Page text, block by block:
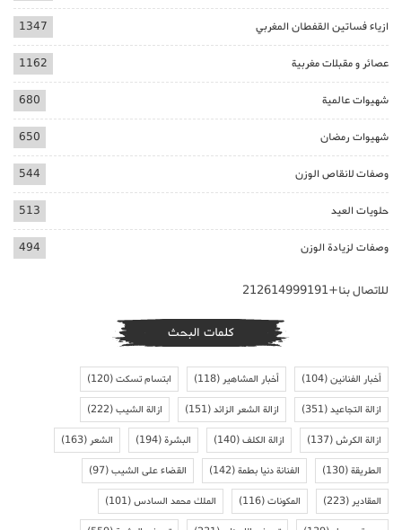
ازياء فساتين القفطان المغربي 1347
عصائر و مقبلات مغربية 1162
شهيوات عالمية 680
شهيوات رمضان 650
وصفات لانقاص الوزن 544
حلويات العيد 513
وصفات لزيادة الوزن 494
للاتصال بنا+212614999191
كلمات البحث
أخبار الفنانين(104) أخبار المشاهير(118) ابتسام تسكت(120)
ازالة التجاعيد(351) ازالة الشعر الزائد(151) ازالة الشيب(222)
ازالة الكرش(137) ازالة الكلف(140) البشرة(194) الشعر(163)
الطريقة(130) الفنانة دنيا بطمة(142) القضاء على الشيب(97)
المقادير(223) المكونات(116) الملك محمد السادس(101)